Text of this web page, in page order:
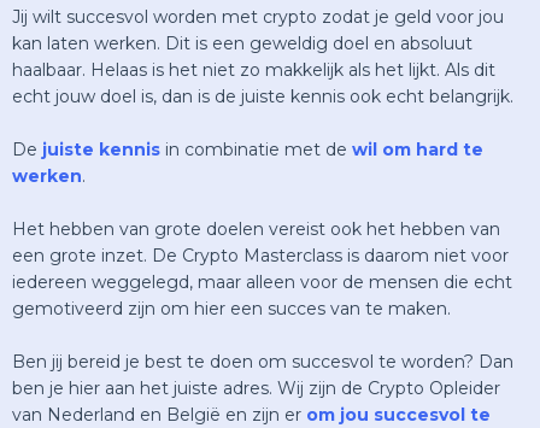
Jij wilt succesvol worden met crypto zodat je geld voor jou
kan laten werken. Dit is een geweldig doel en absoluut
haalbaar. Helaas is het niet zo makkelijk als het lijkt. Als dit
echt jouw doel is, dan is de juiste kennis ook echt belangrijk.
De juiste kennis in combinatie met de wil om hard te
werken.
Het hebben van grote doelen vereist ook het hebben van
een grote inzet. De Crypto Masterclass is daarom niet voor
iedereen weggelegd, maar alleen voor de mensen die echt
gemotiveerd zijn om hier een succes van te maken.
Ben jij bereid je best te doen om succesvol te worden? Dan
ben je hier aan het juiste adres. Wij zijn de Crypto Opleider
van Nederland en België en zijn er om jou succesvol te